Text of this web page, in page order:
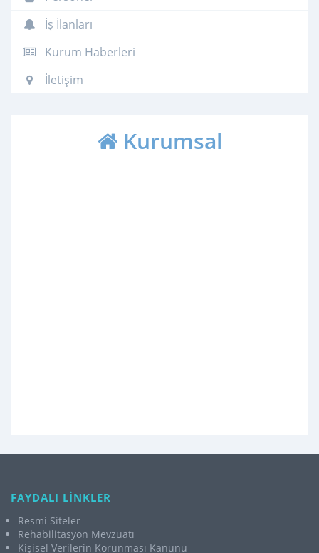
İş İlanları
Kurum Haberleri
İletişim
Kurumsal
FAYDALI LİNKLER
Resmi Siteler
Rehabilitasyon Mevzuatı
Kişisel Verilerin Korunması Kanunu